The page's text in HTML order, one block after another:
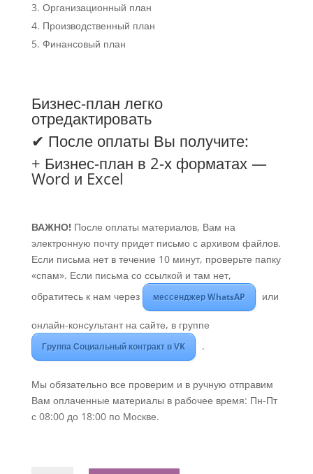
Организационный план
Производственный план
Финансовый план
Бизнес-план легко
отредактировать
✔ После оплаты Вы получите:
+ Бизнес-план в 2-х форматах —
Word и Excel
ВАЖНО!После оплаты материалов, Вам на
электронную почту придет письмо с архивом файлов.
Если письма нет в течение 10 минут, проверьте папку
«спам». Если письма со ссылкой и там нет,
обратитесь к нам через
мессенджер WhatsAP или
онлайн-консультант на сайте, в группе
Группа Социальный контракт в VK .
Мы обязательно все проверим и в ручную отправим
Вам оплаченные материалы в рабочее время: Пн-Пт
с 08:00 до 18:00 по Москве.